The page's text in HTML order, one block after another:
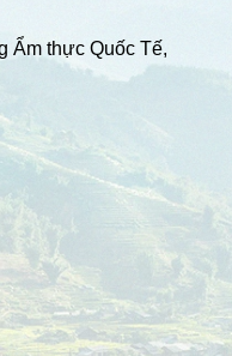
Ẩm thực Quốc Tế,